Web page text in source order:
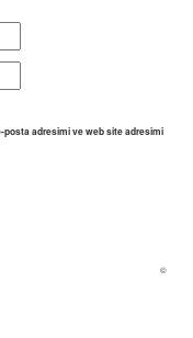
posta adresimi ve web site adresimi
©